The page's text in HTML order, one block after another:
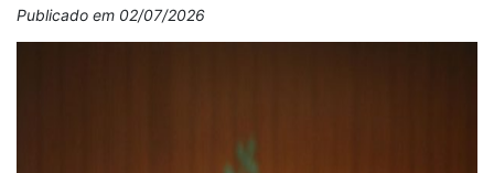
Publicado em 02/07/2026